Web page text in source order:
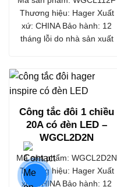
Thương hiệu: Hager Xuất
xứ: CHINA Bảo hành: 12
tháng lỗi do nhà sản xuất
Công tắc đôi 1 chiều
20A có đèn LED –
WGCL2D2N
Mã sản phẩm: WGCL2D2N
Thương hiệu: Hager Xuất
xứ: CHINA Bảo hành: 12